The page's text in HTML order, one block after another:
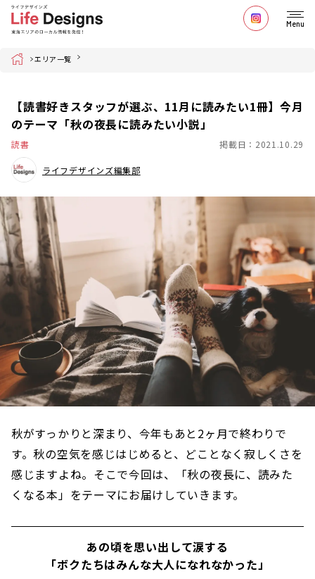
Menu
Home エリア一覧
【読書好きスタッフが選ぶ、11月に読みたい1冊】今月
のテーマ「秋の夜長に読みたい小説」
読書 掲載日：2021.10.29
ライフデザインズ編集部
秋がすっかりと深まり、今年もあと2ヶ月で終わりで
す。秋の空気を感じはじめると、どことなく寂しくさを
感じますよね。そこで今回は、「秋の夜長に、読みた
くなる本」をテーマにお届けしていきます。
あの頃を思い出して涙する
「ボクたちはみんな大人になれなかった」